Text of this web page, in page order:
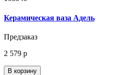
Керамическая ваза Адель
Предзаказ
2 579 р
В корзину